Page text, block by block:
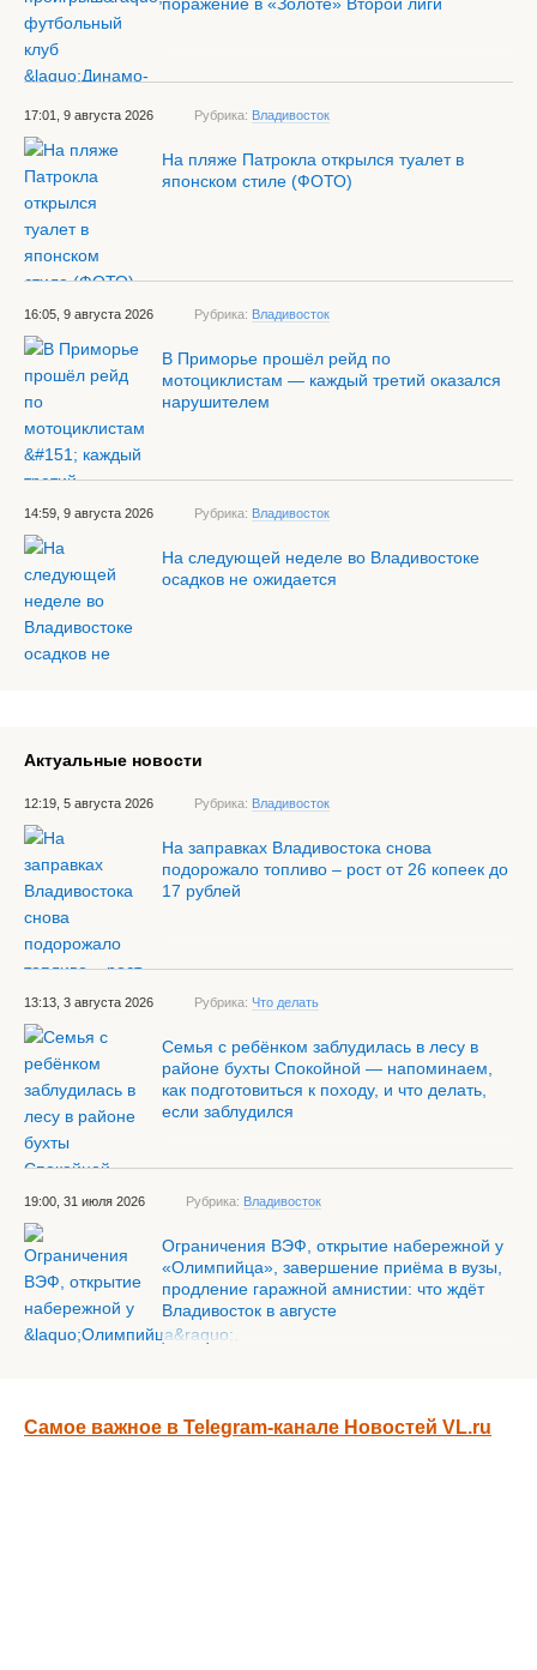
17:01, 9 августа 2026 Рубрика: Владивосток
На пляже Патрокла открылся туалет в
японском стиле (ФОТО)
16:05, 9 августа 2026 Рубрика: Владивосток
В Приморье прошёл рейд по
мотоциклистам — каждый третий оказался
нарушителем
14:59, 9 августа 2026 Рубрика: Владивосток
На следующей неделе во Владивостоке
осадков не ожидается
Актуальные новости
12:19, 5 августа 2026 Рубрика: Владивосток
На заправках Владивостока снова
подорожало топливо – рост от 26 копеек до
17 рублей
13:13, 3 августа 2026 Рубрика: Что делать
Семья с ребёнком заблудилась в лесу в
районе бухты Спокойной — напоминаем,
как подготовиться к походу, и что делать,
если заблудился
19:00, 31 июля 2026 Рубрика: Владивосток
Ограничения ВЭФ, открытие набережной у
«Олимпийца», завершение приёма в вузы,
продление гаражной амнистии: что ждёт
Владивосток в августе
Самое важное в Telegram-канале Новостей VL.ru